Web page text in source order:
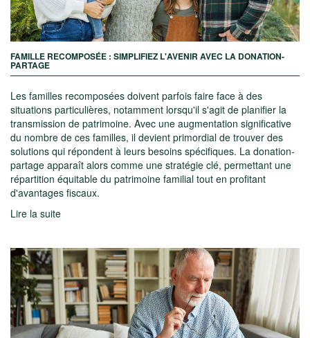
FAMILLE RECOMPOSÉE : SIMPLIFIEZ L'AVENIR AVEC LA DONATION-
PARTAGE
Les familles recomposées doivent parfois faire face à des
situations particulières, notamment lorsqu'il s'agit de planifier la
transmission de patrimoine. Avec une augmentation significative
du nombre de ces familles, il devient primordial de trouver des
solutions qui répondent à leurs besoins spécifiques. La donation-
partage apparaît alors comme une stratégie clé, permettant une
répartition équitable du patrimoine familial tout en profitant
d'avantages fiscaux.
Lire la suite